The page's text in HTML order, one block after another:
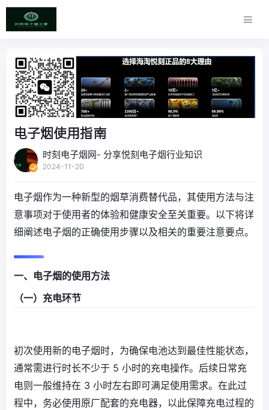
电子烟使用指南
时刻电子烟网- 分享悦刻电子烟行业知识
2024-11-20
电子烟作为一种新型的烟草消费替代品，其使用方法与注
意事项对于使用者的体验和健康安全至关重要。以下将详
细阐述电子烟的正确使用步骤以及相关的重要注意要点。
一、电子烟的使用方法
（一）充电环节
初次使用新的电子烟时，为确保电池达到最佳性能状态，
通常需进行时长不少于 5 小时的充电操作。后续日常充
电则一般维持在 3 小时左右即可满足使用需求。在此过
程中，务必使用原厂配套的充电器，以此保障充电过程的